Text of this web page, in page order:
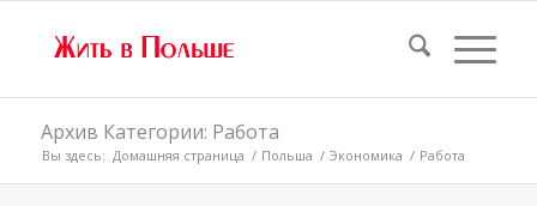
Архив Категории: Работа
Вы здесь: Домашняя страница / Польша / Экономика / Работа